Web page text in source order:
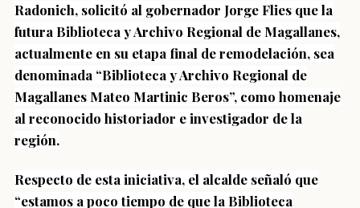
Radonich, solicitó al gobernador Jorge Flies que la
futura Biblioteca y Archivo Regional de Magallanes,
actualmente en su etapa final de remodelación, sea
denominada “Biblioteca y Archivo Regional de
Magallanes Mateo Martinic Beros”, como homenaje
al reconocido historiador e investigador de la
región.
Respecto de esta iniciativa, el alcalde señaló que
“estamos a poco tiempo de que la Biblioteca